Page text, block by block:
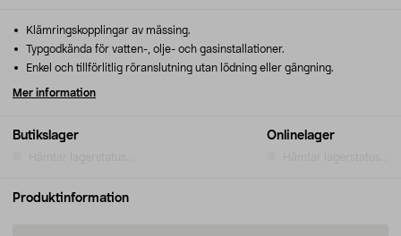
Butikslager Onlinelager
Klämringskopplingar av mässing.
Typgodkända för vatten-, olje- och gasinstallationer.
Enkel och tillförlitlig röranslutning utan lödning eller gängning.
Mer information
Produktinformation